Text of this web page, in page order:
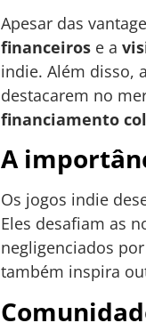
Apesar das
financeiros e a
indie. Além disso,
destacarem no
financiamento
A
Os jogos indie
Eles desafiam as
negligenciados
também inspira